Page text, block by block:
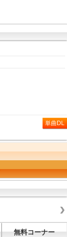
単曲DL
無料コーナー